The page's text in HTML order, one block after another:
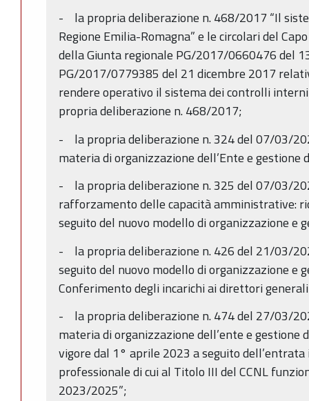
- la propria deliberazione n. 468/2017 “Il
Regione Emilia-Romagna” e le circolari del
della Giunta regionale PG/2017/0660476 del
PG/2017/0779385 del 21 dicembre 2017
rendere operativo il sistema dei controlli
propria deliberazione n. 468/2017;
- la propria deliberazione n. 324 del 07/03/
materia di organizzazione dell’Ente e gestione
- la propria deliberazione n. 325 del 07/03/
rafforzamento delle capacità amministrative:
seguito del nuovo modello di organizzazione e
- la propria deliberazione n. 426 del 21/03/
seguito del nuovo modello di organizzazione e
Conferimento degli incarichi ai direttori
- la propria deliberazione n. 474 del 27/03/
materia di organizzazione dell’ente e gestione
vigore dal 1° aprile 2023 a seguito
professionale di cui al Titolo III del CCNL
2023/2025”;